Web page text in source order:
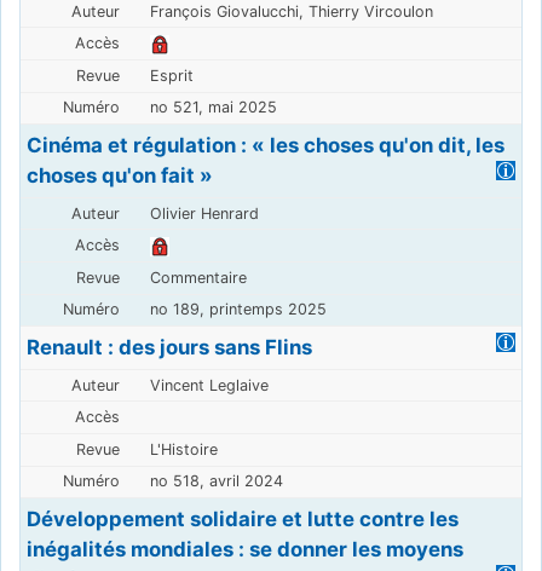
François Giovalucchi, Thierry Vircoulon
Esprit
no 521, mai 2025
Cinéma et régulation : « les choses qu'on dit, les
choses qu'on fait »
Olivier Henrard
Commentaire
no 189, printemps 2025
Renault : des jours sans Flins
Vincent Leglaive
L'Histoire
no 518, avril 2024
Développement solidaire et lutte contre les
inégalités mondiales : se donner les moyens